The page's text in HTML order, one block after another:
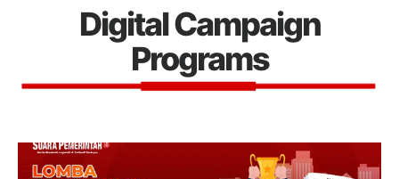
Digital Campaign
Programs